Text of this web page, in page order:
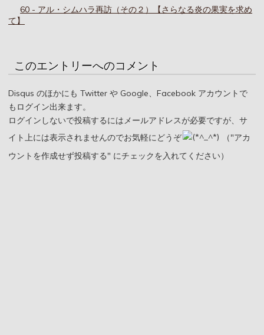
60 - アル・シムハラ再訪（その２）【さらなる炎の果実を求め
て】
このエントリーへのコメント
Disqus のほかにも Twitter や Google、Facebook アカウントで
もログイン出来ます。
ログインしないで投稿するにはメールアドレスが必要ですが、サ
イト上には表示されませんのでお気軽にどうぞ
（"アカ
ウントを作成せず投稿する" にチェックを入れてください）